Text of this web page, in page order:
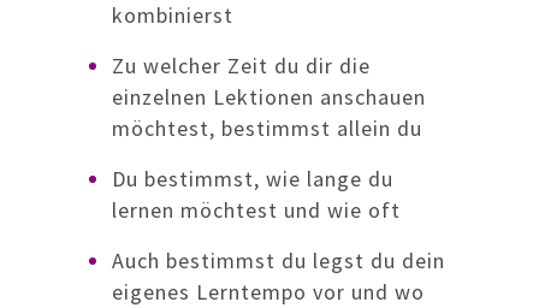
kombinierst
Zu welcher Zeit du dir die
einzelnen Lektionen anschauen
möchtest, bestimmst allein du
Du bestimmst, wie lange du
lernen möchtest und wie oft
Auch bestimmst du legst du dein
eigenes Lerntempo vor und wo